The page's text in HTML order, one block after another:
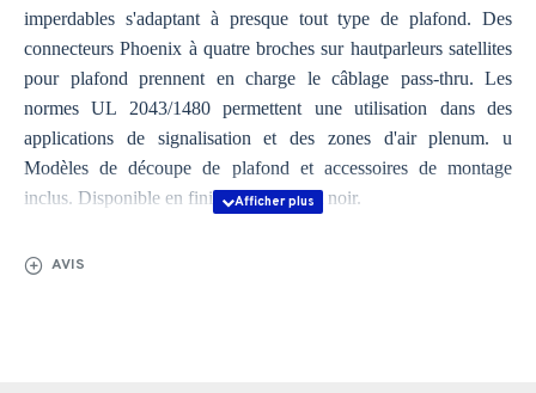
imperdables s'adaptant à presque tout type de plafond. Des
connecteurs Phoenix à quatre broches sur hautparleurs satellites
pour plafond prennent en charge le câblage pass-thru. Les
normes UL 2043/1480 permettent une utilisation dans des
applications de signalisation et des zones d'air plenum. u
Modèles de découpe de plafond et accessoires de montage
inclus. Disponible en finition blanche et noir.
AVIS